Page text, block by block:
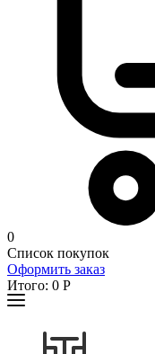
0
Список покупок
Оформить заказ
Итого: 0 Р